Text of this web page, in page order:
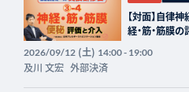
【対面】自律
経・筋・筋膜
2026/09/12(土) 14:00 - 19:00
及川 文宏 外部決済